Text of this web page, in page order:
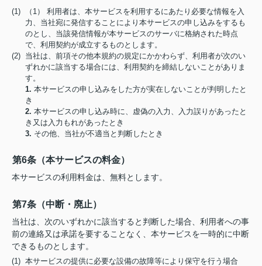
(1) （1） 利用者は、本サービスを利用するにあたり必要な情報を入
力、当社宛に発信することにより本サービスの申し込みをするも
のとし、当該発信情報が本サービスのサーバに格納された時点
で、利用契約が成立するものとします。
(2) 当社は、前項その他本規約の規定にかかわらず、利用者が次のい
ずれかに該当する場合には、利用契約を締結しないことがありま
す。
1. 本サービスの申し込みをした方が実在しないことが判明したと
き
2. 本サービスの申し込み時に、虚偽の入力、入力誤りがあったと
き又は入力もれがあったとき
3. その他、当社が不適当と判断したとき
第6条（本サービスの料金）
本サービスの利用料金は、無料とします。
第7条（中断・廃止）
当社は、次のいずれかに該当すると判断した場合、利用者への事
前の連絡又は承諾を要することなく、本サービスを一時的に中断
できるものとします。
(1) 本サービスの提供に必要な設備の故障等により保守を行う場合